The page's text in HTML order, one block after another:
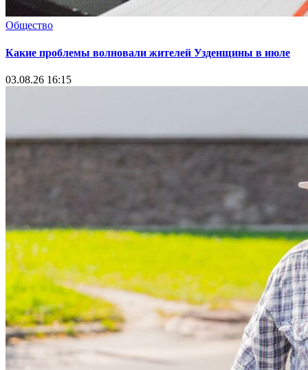
Общество
Какие проблемы волновали жителей Узденщины в июле
03.08.26 16:15